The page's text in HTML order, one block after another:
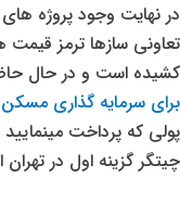
در نهایت وجود پروژه
تعاونی سازها ترمز قیمت
کشیده است و در حال
برای سرمایه گذاری مسکن
چیتگر گزینه اول در